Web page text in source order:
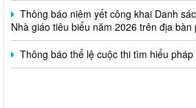
Thông báo niêm yết công khai Danh
Nhà giáo tiêu biểu năm 2026 trên địa
Thông báo thể lệ cuộc thi tìm hiểu pháp